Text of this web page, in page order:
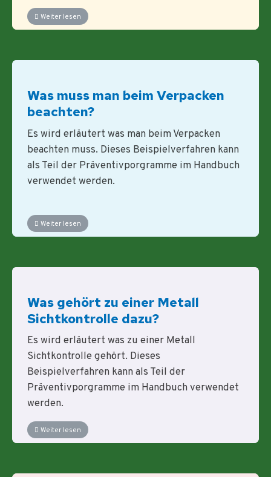
Weiter lesen
Was muss man beim Verpacken
beachten?
Es wird erläutert was man beim Verpacken
beachten muss. Dieses Beispielverfahren kann
als Teil der Präventivporgramme im Handbuch
verwendet werden.
Weiter lesen
Was gehört zu einer Metall
Sichtkontrolle dazu?
Es wird erläutert was zu einer Metall
Sichtkontrolle gehört. Dieses
Beispielverfahren kann als Teil der
Präventivporgramme im Handbuch verwendet
werden.
Weiter lesen